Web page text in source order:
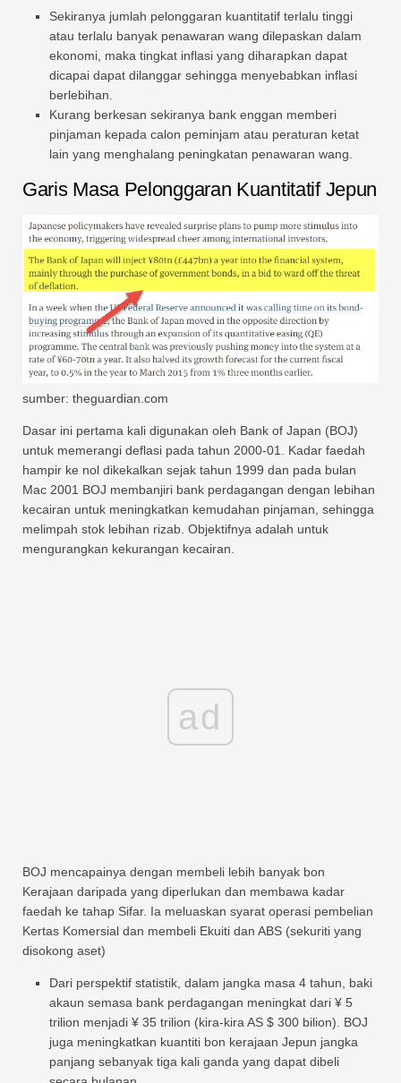
Sekiranya jumlah pelonggaran kuantitatif terlalu tinggi
atau terlalu banyak penawaran wang dilepaskan dalam
ekonomi, maka tingkat inflasi yang diharapkan dapat
dicapai dapat dilanggar sehingga menyebabkan inflasi
berlebihan.
Kurang berkesan sekiranya bank enggan memberi
pinjaman kepada calon peminjam atau peraturan ketat
lain yang menghalang peningkatan penawaran wang.
Garis Masa Pelonggaran Kuantitatif Jepun
sumber: theguardian.com
Dasar ini pertama kali digunakan oleh Bank of Japan (BOJ)
untuk memerangi deflasi pada tahun 2000-01. Kadar faedah
hampir ke nol dikekalkan sejak tahun 1999 dan pada bulan
Mac 2001 BOJ membanjiri bank perdagangan dengan lebihan
kecairan untuk meningkatkan kemudahan pinjaman, sehingga
melimpah stok lebihan rizab. Objektifnya adalah untuk
mengurangkan kekurangan kecairan.
ad
BOJ mencapainya dengan membeli lebih banyak bon
Kerajaan daripada yang diperlukan dan membawa kadar
faedah ke tahap Sifar. Ia meluaskan syarat operasi pembelian
Kertas Komersial dan membeli Ekuiti dan ABS (sekuriti yang
disokong aset)
Dari perspektif statistik, dalam jangka masa 4 tahun, baki
akaun semasa bank perdagangan meningkat dari ¥ 5
trilion menjadi ¥ 35 trilion (kira-kira AS $ 300 bilion). BOJ
juga meningkatkan kuantiti bon kerajaan Jepun jangka
panjang sebanyak tiga kali ganda yang dapat dibeli